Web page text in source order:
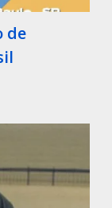
de